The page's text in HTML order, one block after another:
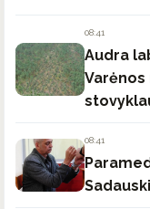
08:41
Audra
08:41